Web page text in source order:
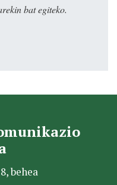
bat egiteko.
behea